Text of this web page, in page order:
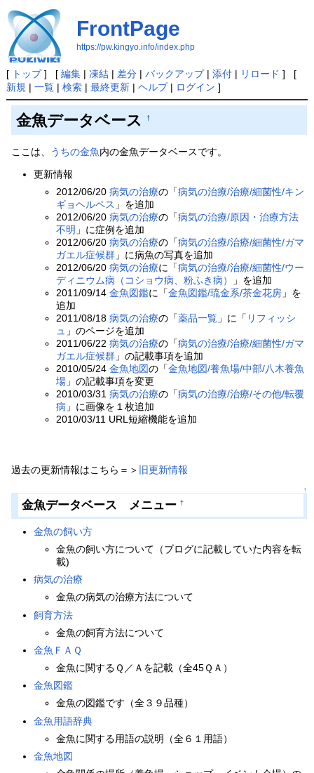
FrontPage
https://pw.kingyo.info/index.php
[ トップ] [ 編集| 凍結| 差分| バックアップ| 添付| リロード ] [
新規 | 一覧| 検索| 最終更新| ヘルプ| ログイン ]
金魚データベース †
ここは、 うちの金魚内の金魚データベースです。
更新情報
2012/06/20病気の治療の「病気の治療/治療/細菌性/キン
ギョヘルペス 」を追加
2012/06/20病気の治療の「病気の治療/原因・治療方法
不明 」に症例を追加
2012/06/20病気の治療の「病気の治療/治療/細菌性/ガマ
ガエル症候群 」に病魚の写真を追加
2012/06/20病気の治療に「病気の治療/治療/細菌性/ウー
ディニウム病（コショウ病、粉ふき病）
」を追加
2011/09/14金魚図鑑に「金魚図鑑/琉金系/茶金花房 」を
追加
2011/08/18病気の治療の「薬品一覧 」に「 リフィッシ
ュ 」のページを追加
2011/06/22病気の治療の「病気の治療/治療/細菌性/ガマ
ガエル症候群 」の記載事項を追加
2010/05/24金魚地図の「金魚地図/養魚場/中部/八木養魚
場 」の記載事項を変更
2010/03/31病気の治療の「病気の治療/治療/その他/転覆
病 」に画像を１枚追加
2010/03/11 URL短縮機能を追加
過去の更新情報はこちら＝＞ 旧更新情報
↑
金魚データベース メニュー†
金魚の飼い方
金魚の飼い方について（ブログに記載していた内容を転
載)
病気の治療
金魚の病気の治療方法について
飼育方法
金魚の飼育方法について
金魚ＦＡＱ
金魚に関するＱ／Ａを記載（全45ＱＡ）
金魚図鑑
金魚の図鑑です（全３９品種）
金魚用語辞典
金魚に関する用語の説明（全６１用語）
金魚地図